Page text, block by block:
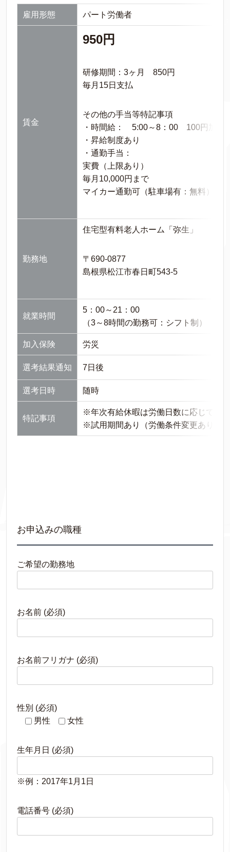
雇用形態 パート労働者
賃金
950円
研修期間：3ヶ月 850円
毎月15日支払
その他の手当等特記事項
・時間給： 5:00～8：00 100円加算
・昇給制度あり
・通勤手当：
実費（上限あり）
毎月10,000円まで
マイカー通勤可（駐車場有：無料）
勤務地
住宅型有料老人ホーム「弥生」
〒690-0877
島根県松江市春日町543-5
就業時間
5：00～21：00
（3～8時間の勤務可：シフト制）
加入保険 労災
選考結果通知 7日後
選考日時 随時
特記事項
※年次有給休暇は労働日数に応じて付
※試用期間あり（労働条件変更あり）
お申込みの職種
ご希望の勤務地
お名前 (必須)
お名前フリガナ (必須)
性別 (必須)
男性
女性
生年月日 (必須)
※例：2017年1月1日
電話番号 (必須)